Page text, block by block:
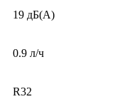
19 дБ(А)
0.9 л/ч
R32